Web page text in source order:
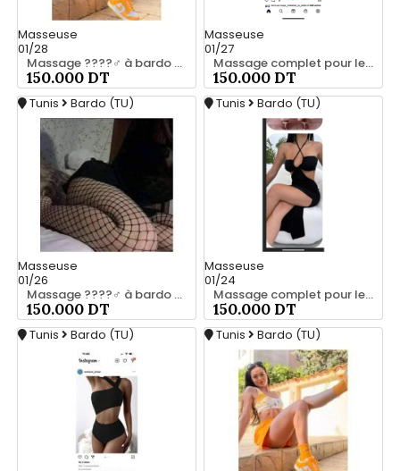
Masseuse
01/28
Massage ????‍♂️ à bardo srd 20466285
150.000 DT
Masseuse
01/27
Massage complet pour les hommes srd à bardo 55066248
150.000 DT
Tunis Bardo (TU)
Masseuse
01/26
Massage ????‍♂️ à bardo srd chez moi 20466285
150.000 DT
Tunis Bardo (TU)
Masseuse
01/24
Massage complet pour les hommes srd a bardo 55066248
150.000 DT
Tunis Bardo (TU) Tunis Bardo (TU)